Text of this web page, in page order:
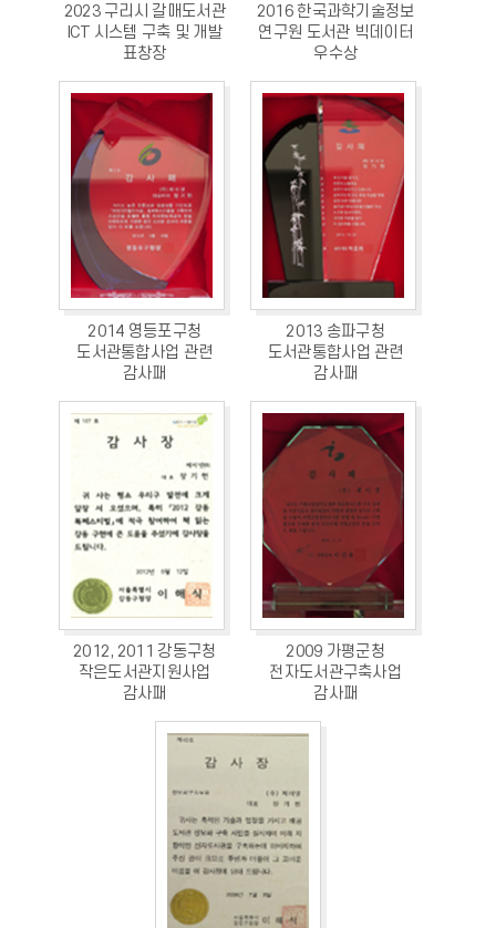
2023 구리시 갈매도서관
ICT 시스템 구축 및 개발
표창장
2016 한국과학기술정보
연구원 도서관 빅데이터
우수상
2014 영등포구청
도서관통합사업 관련
감사패
2013 송파구청
도서관통합사업 관련
감사패
2012, 2011 강동구청
작은도서관지원사업
감사패
2009 가평군청
전자도서관구축사업
감사패